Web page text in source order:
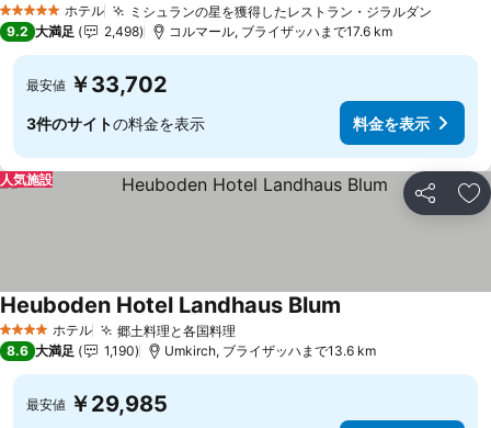
5 ホテルのランク
ホテル ミシュランの星を獲得したレストラン・ジラルダン
9.2 大満足 2,498 コルマール, ブライザッハまで17.6 km
最安値 ￥33,702
3件のサイトの料金を表示 料金を表示
シェア お
人気施設
4 ホテルのランク
ホテル 郷土料理と各国料理料金を表示
Heuboden Hotel Landhaus Blum
8.6 大満足 1,190 Umkirch, ブライザッハまで13.6 km
最安値 ￥29,985